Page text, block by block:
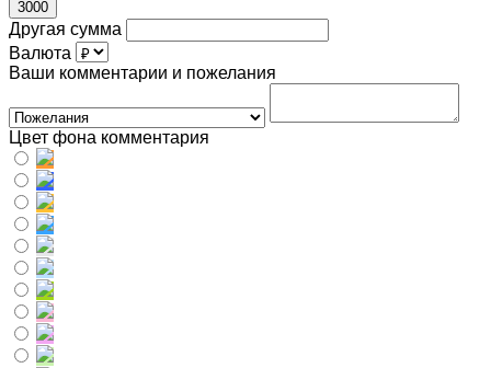
3000
Другая сумма
Валюта
Ваши комментарии и пожелания
Цвет фона комментария